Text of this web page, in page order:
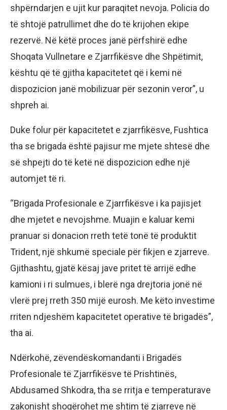
shpërndarjen e ujit kur paraqitet nevoja. Policia do
të shtojë patrullimet dhe do të krijohen ekipe
rezervë. Në këtë proces janë përfshirë edhe
Shoqata Vullnetare e Zjarrfikësve dhe Shpëtimit,
kështu që të gjitha kapacitetet që i kemi në
dispozicion janë mobilizuar për sezonin veror”, u
shpreh ai.
Duke folur për kapacitetet e zjarrfikësve, Fushtica
tha se brigada është pajisur me mjete shtesë dhe
së shpejti do të ketë në dispozicion edhe një
automjet të ri.
“Brigada Profesionale e Zjarrfikësve i ka pajisjet
dhe mjetet e nevojshme. Muajin e kaluar kemi
pranuar si donacion rreth tetë tonë të produktit
Trident, një shkumë speciale për fikjen e zjarreve.
Gjithashtu, gjatë kësaj jave pritet të arrijë edhe
kamioni i ri sulmues, i blerë nga drejtoria jonë në
vlerë prej rreth 350 mijë eurosh. Me këto investime
rriten ndjeshëm kapacitetet operative të brigadës”,
tha ai.
Ndërkohë, zëvendëskomandanti i Brigadës
Profesionale të Zjarrfikësve të Prishtinës,
Abdusamed Shkodra, tha se rritja e temperaturave
zakonisht shoqërohet me shtim të zjarreve në